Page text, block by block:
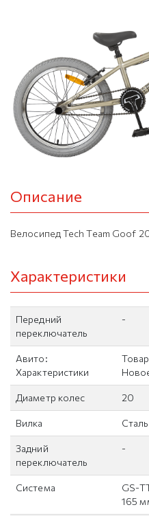
Описание
Велосипед Tech Team Goof
Характеристики
Передний
переключатель
-
Авито:
Характеристики
Диаметр колес 20
Вилка
Задний
переключатель
-
Система
GS-
165